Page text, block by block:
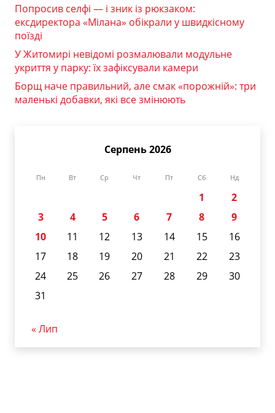
Попросив селфі — і зник із рюкзаком:
ексдиректора «Мілана» обікрали у швидкісному
поїзді
У Житомирі невідомі розмалювали модульне
укриття у парку: їх зафіксували камери
Борщ наче правильний, але смак «порожній»: три
маленькі добавки, які все змінюють
Серпень 2026
Пн Вт Ср Чт Пт Сб Нд
1
2
3
4 5 6 7 8
9
10
11 12 13 14 15
16
17
18 19 20 21 22
23
24
25 26 27 28 29
30
31
« Лип